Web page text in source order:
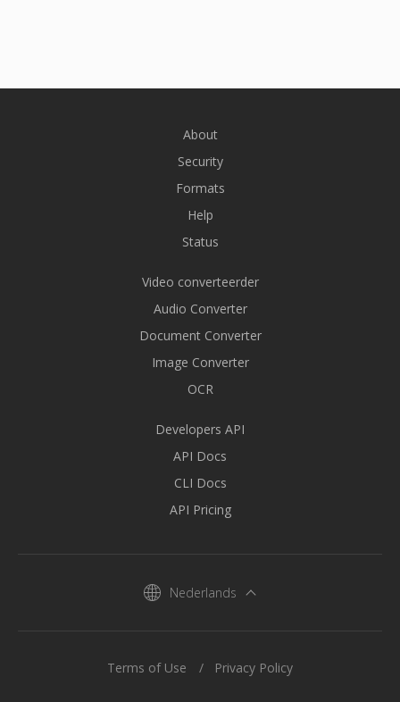
About
Security
Formats
Help
Status
Video converteerder
Audio Converter
Document Converter
Image Converter
OCR
Developers API
API Docs
CLI Docs
API Pricing
Nederlands
Terms of Use Privacy Policy